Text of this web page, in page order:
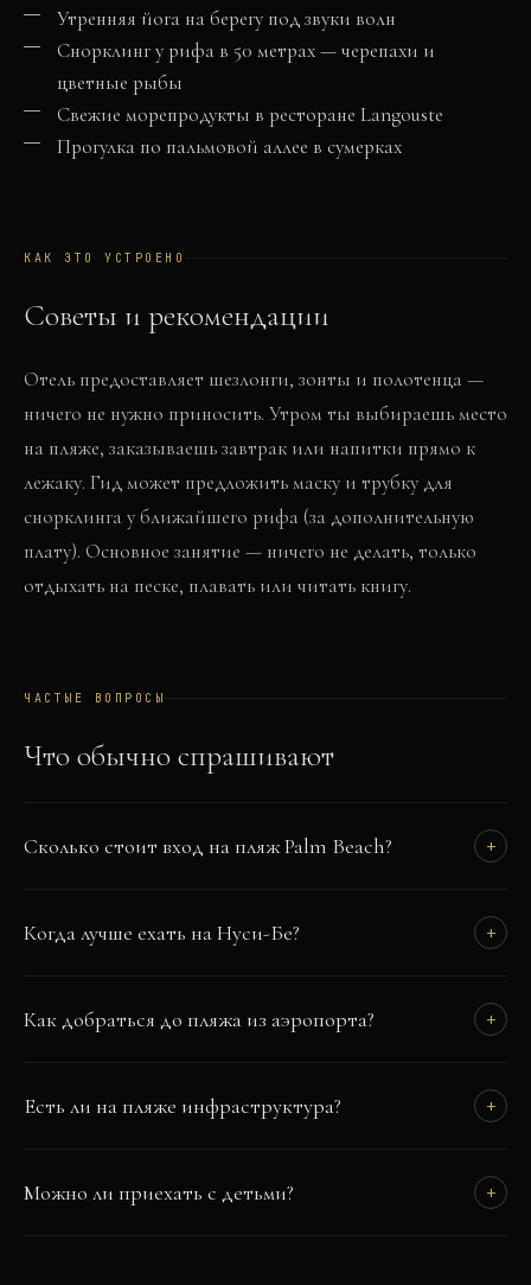
Утренняя йога на берегу под звуки волн
Снорклинг у рифа в 50 метрах — черепахи и
цветные рыбы
Свежие морепродукты в ресторане Langouste
Прогулка по пальмовой аллее в сумерках
КАК ЭТО УСТРОЕНО
Советы и рекомендации
Отель предоставляет шезлонги, зонты и полотенца —
ничего не нужно приносить. Утром ты выбираешь место
на пляже, заказываешь завтрак или напитки прямо к
лежаку. Гид может предложить маску и трубку для
снорклинга у ближайшего рифа (за дополнительную
плату). Основное занятие — ничего не делать, только
отдыхать на песке, плавать или читать книгу.
ЧАСТЫЕ ВОПРОСЫ
Что обычно спрашивают
Сколько стоит вход на пляж Palm Beach? +
Когда лучше ехать на Нуси-Бе? +
Как добраться до пляжа из аэропорта? +
Есть ли на пляже инфраструктура? +
Можно ли приехать с детьми? +